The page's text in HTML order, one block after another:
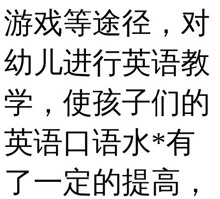
游戏等途径，对
幼儿进行英语教
学，使孩子们的
英语口语水*有
了一定的提高，